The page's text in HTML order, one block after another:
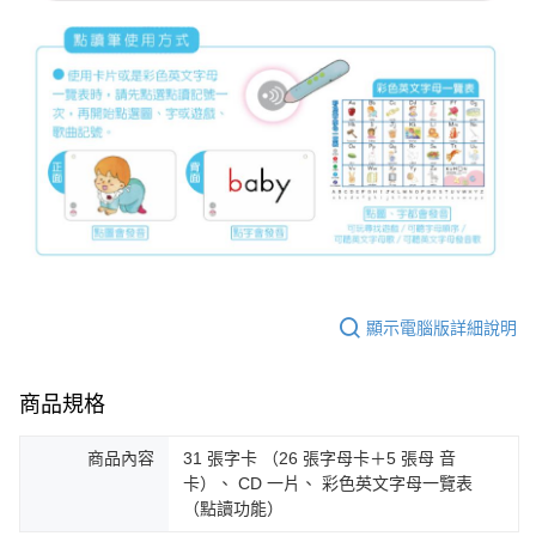
顯示電腦版詳細說明
商品規格
商品內容
31 張字卡 （26 張字母卡＋5 張母 音
卡）、 CD 一片、 彩色英文字母一覽表
（點讀功能）